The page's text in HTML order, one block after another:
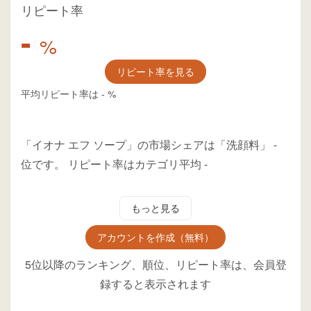
リピート率
- %
リピート率を見る
平均リピート率は - %
「イオナ エフ ソープ」の市場シェアは「洗顔料」 -
位です。 リピート率はカテゴリ平均 -
もっと見る
アカウントを作成（無料）
5位以降のランキング、順位、リピート率は、会員登
録すると表示されます